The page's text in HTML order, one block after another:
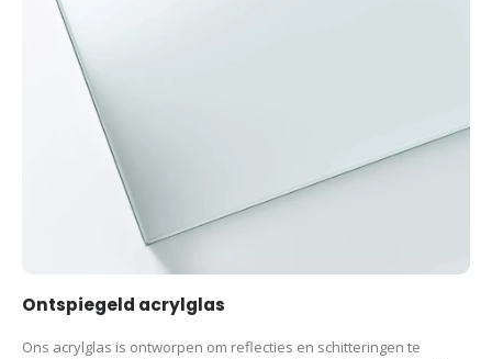
Ontspiegeld acrylglas
Ons acrylglas is ontworpen om reflecties en schitteringen te